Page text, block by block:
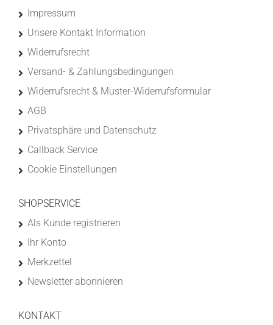
Impressum
Unsere Kontakt Information
Widerrufsrecht
Versand- & Zahlungsbedingungen
Widerrufsrecht & Muster-Widerrufsformular
AGB
Privatsphäre und Datenschutz
Callback Service
Cookie Einstellungen
SHOPSERVICE
Als Kunde registrieren
Ihr Konto
Merkzettel
Newsletter abonnieren
KONTAKT